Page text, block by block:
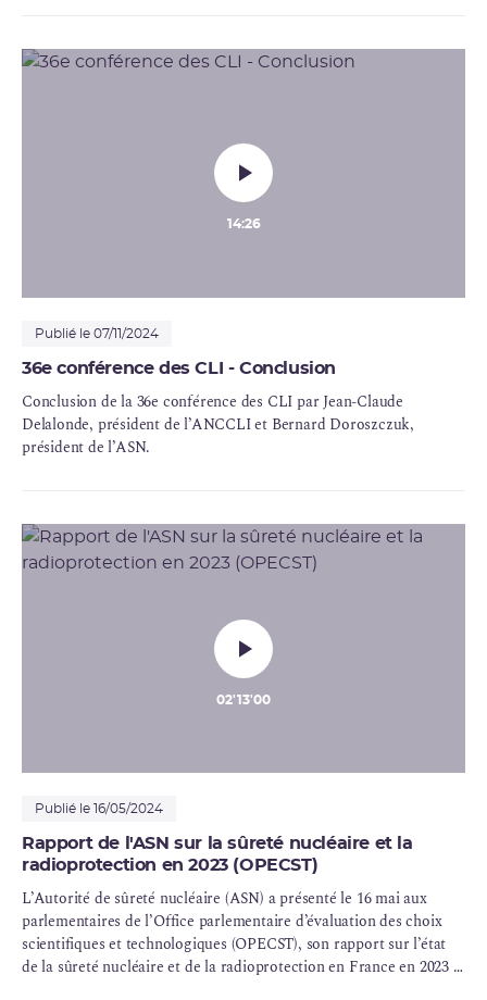
d’ouverture à la société de l’IRSN , membre du HCTISN et de la
14:26
Publié le 07/11/2024
36e conférence des CLI - Conclusion
Conclusion de la 36e conférence des CLI par Jean-Claude
Delalonde, président de l’ANCCLI et Bernard Doroszczuk,
président de l’ASN.
02'13'00
Publié le 16/05/2024
Rapport de l'ASN sur la sûreté nucléaire et la
radioprotection en 2023 (OPECST)
L’Autorité de sûreté nucléaire (ASN) a présenté le 16 mai aux
parlementaires de l’Office parlementaire d’évaluation des choix
scientifiques et technologiques (OPECST), son rapport sur l’état
de la sûreté nucléaire et de la radioprotection en France en 2023 .